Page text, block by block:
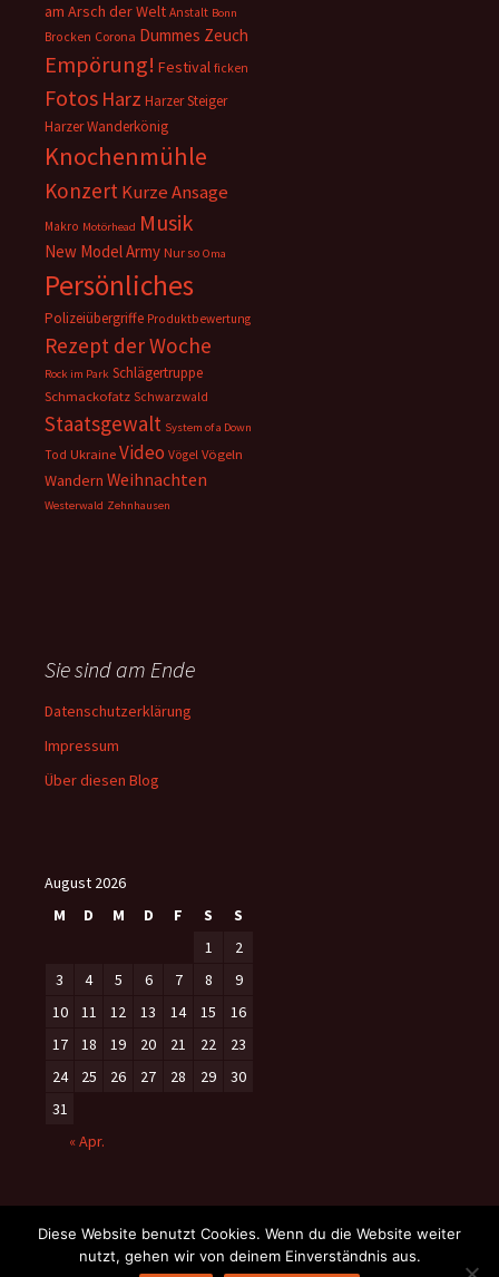
am Arsch der Welt Anstalt Bonn
Brocken Corona Dummes Zeuch
Empörung! Festival ficken
Fotos Harz Harzer Steiger
Harzer Wanderkönig
Knochenmühle
KonzertKurze Ansage
Makro Motörhead Musik
New Model Army Nur so Oma
Persönliches
Polizeiübergriffe Produktbewertung
Rezept der Woche
Rock im Park Schlägertruppe
Schmackofatz Schwarzwald
Staatsgewalt System of a Down
Tod Ukraine Video Vögel Vögeln
Wandern Weihnachten
Westerwald Zehnhausen
Sie sind am Ende
Datenschutzerklärung
Impressum
Über diesen Blog
August 2026
M
D M D F S
S
1
2
3
4 5 6 7 8
9
10
11 12 13 14 15
16
17
18 19 20 21 22
23
24
25 26 27 28 29
30
31
« Apr.
Diese Website benutzt Cookies. Wenn du die Website weiter
nutzt, gehen wir von deinem Einverständnis aus.